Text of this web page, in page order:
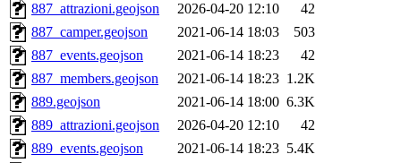
887_attrazioni.geojson
2026-04-20 12:10
42
887_camper.geojson
2021-06-14 18:03
503
887_events.geojson
2021-06-14 18:23
42
887_members.geojson
2021-06-14 18:23 1.2K
889.geojson
2021-06-14 18:00 6.3K
889_attrazioni.geojson
2026-04-20 12:10
42
889_events.geojson
2021-06-14 18:23 5.4K